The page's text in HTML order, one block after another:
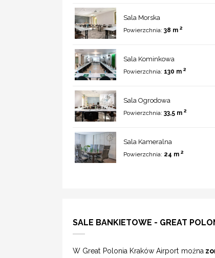
Sala Morska
Powierzchnia: 38 m 2
Sala Kominkowa
Powierzchnia: 130 m 2
Sala Ogrodowa
Powierzchnia: 33,5 m 2
Sala Kameralna
Powierzchnia: 24 m 2
SALE BANKIETOWE - GREAT
W Great Polonia Kraków Airport można